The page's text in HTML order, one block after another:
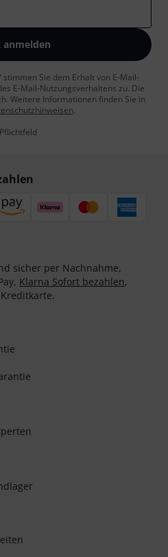
anmelden
stimmen Sie dem Erhalt von E-Mail-
E-Mail-Nutzungsverhaltens zu. Die
Weitere Informationen finden Sie in
.
sicher per Nachnahme,
Klarna Sofort bezahlen,